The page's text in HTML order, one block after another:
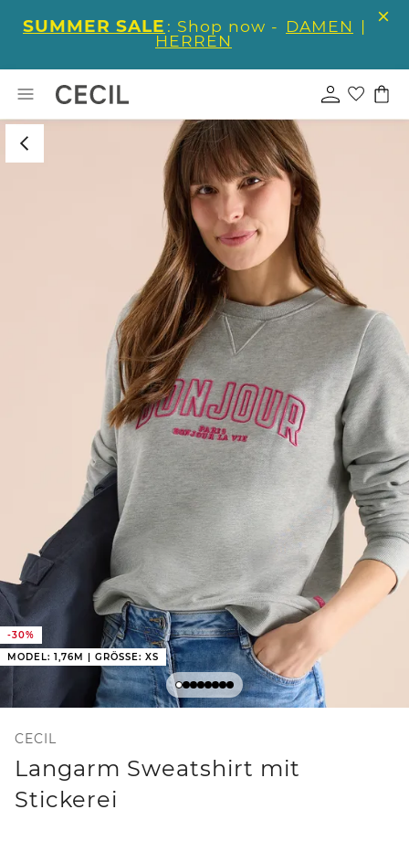
SUMMER SALE : Shop now - DAMEN |
HERREN
-30%
MODEL: 1,76M | GRÖSSE: XS
CECIL
Langarm Sweatshirt mit
Stickerei